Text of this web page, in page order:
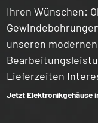
Ihren Wünschen:
unseren
Lieferzeiten
Jetzt Elektronikgehäuse